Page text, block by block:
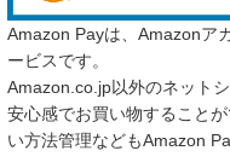
Amazon Payは、Amazonア
ービスです。
Amazon.co.jp以外のネット
安心感でお買い物すること
い方法管理などもAmazon